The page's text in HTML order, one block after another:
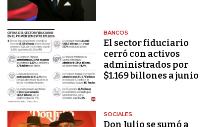
BANCOS
El sector fiduciario
cerró con activos
administrados por
$1.169 billones a junio
SOCIALES
Don Julio se sumó a